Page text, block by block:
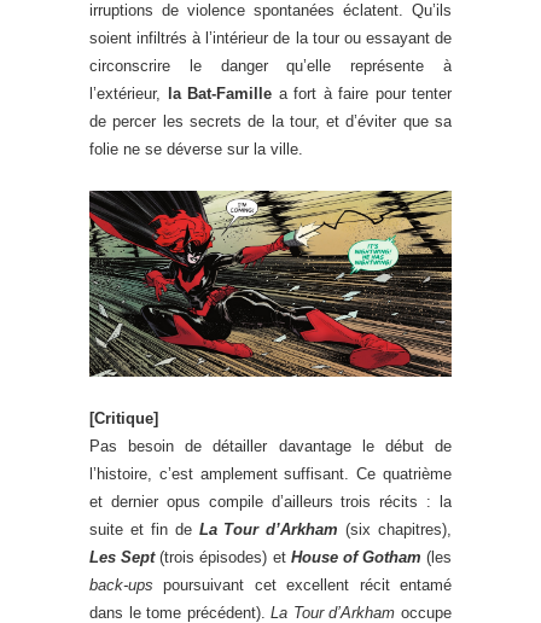
irruptions de violence spontanées éclatent. Qu’ils
soient infiltrés à l’intérieur de la tour ou essayant de
circonscrire le danger qu’elle représente à
l’extérieur,
la Bat-Famille a fort à faire pour tenter
de percer les secrets de la tour, et d’éviter que sa
folie ne se déverse sur la ville.
[Critique]
Pas besoin de détailler davantage le début de
l’histoire, c’est amplement suffisant. Ce quatrième
et dernier opus compile d’ailleurs trois récits : la
suite et fin de La Tour d’Arkham (six chapitres),
Les Sept(trois épisodes) et House of Gotham (les
back-ups poursuivant cet excellent récit entamé
dans le tome précédent).La Tour d’Arkham occupe